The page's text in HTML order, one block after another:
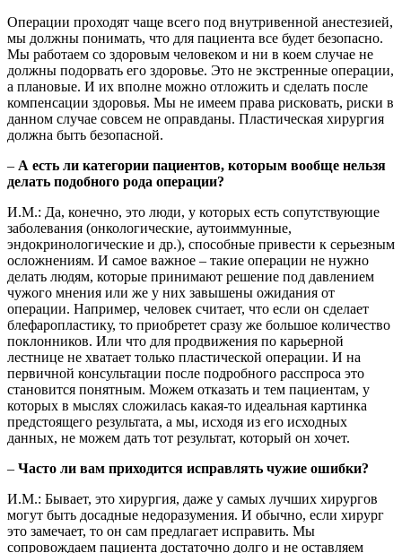
Операции проходят чаще всего под внутривенной анестезией,
мы должны понимать, что для пациента все будет безопасно.
Мы работаем со здоровым человеком и ни в коем случае не
должны подорвать его здоровье. Это не экстренные операции,
а плановые. И их вполне можно отложить и сделать после
компенсации здоровья. Мы не имеем права рисковать, риски в
данном случае совсем не оправданы. Пластическая хирургия
должна быть безопасной.
– А есть ли категории пациентов, которым вообще нельзя
делать подобного рода операции?
И.М.: Да, конечно, это люди, у которых есть сопутствующие
заболевания (онкологические, аутоиммунные,
эндокринологические и др.), способные привести к серьезным
осложнениям. И самое важное – такие операции не нужно
делать людям, которые принимают решение под давлением
чужого мнения или же у них завышены ожидания от
операции. Например, человек считает, что если он сделает
блефаропластику, то приобретет сразу же большое количество
поклонников. Или что для продвижения по карьерной
лестнице не хватает только пластической операции. И на
первичной консультации после подробного расспроса это
становится понятным. Можем отказать и тем пациентам, у
которых в мыслях сложилась какая-то идеальная картинка
предстоящего результата, а мы, исходя из его исходных
данных, не можем дать тот результат, который он хочет.
– Часто ли вам приходится исправлять чужие ошибки?
И.М.: Бывает, это хирургия, даже у самых лучших хирургов
могут быть досадные недоразумения. И обычно, если хирург
это замечает, то он сам предлагает исправить. Мы
сопровождаем пациента достаточно долго и не оставляем